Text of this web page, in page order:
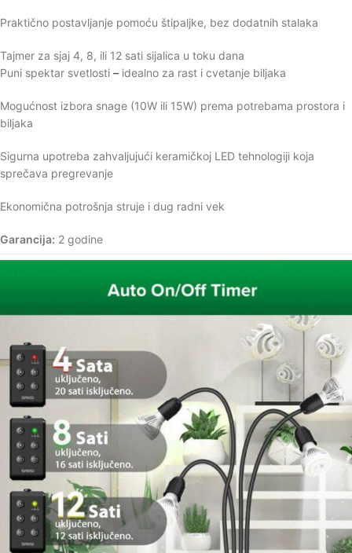
Praktično postavljanje pomoću štipaljke, bez dodatnih stalaka
Tajmer za sjaj 4, 8, ili 12 sati sijalica u toku dana
Puni spektar svetlosti – idealno za rast i cvetanje biljaka
Mogućnost izbora snage (10W ili 15W) prema potrebama prostora i
biljaka
Sigurna upotreba zahvaljujući keramičkoj LED tehnologiji koja
sprečava pregrevanje
Ekonomična potrošnja struje i dug radni vek
Garancija: 2 godine